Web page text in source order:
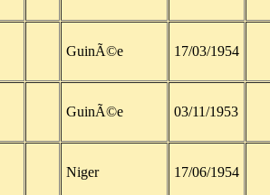
GuinÃ©e 17/03/1954
GuinÃ©e 03/11/1953
Niger 17/06/1954